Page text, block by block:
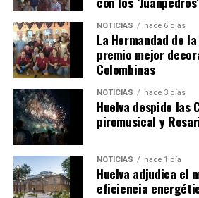
QUINTA CORRIDA DE LAS
2026
hace 4 días· Huelvatv
NOTICIAS hace 6 días
La Hermandad de
premio mejor
Colombinas
NOTICIAS hace 3 días
Huelva despide las
piromusical y
NOTICIAS hace 1 día
Huelva adjudica el
eficiencia